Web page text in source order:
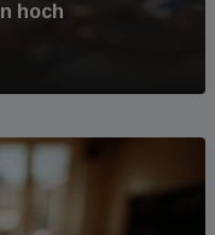
hoch